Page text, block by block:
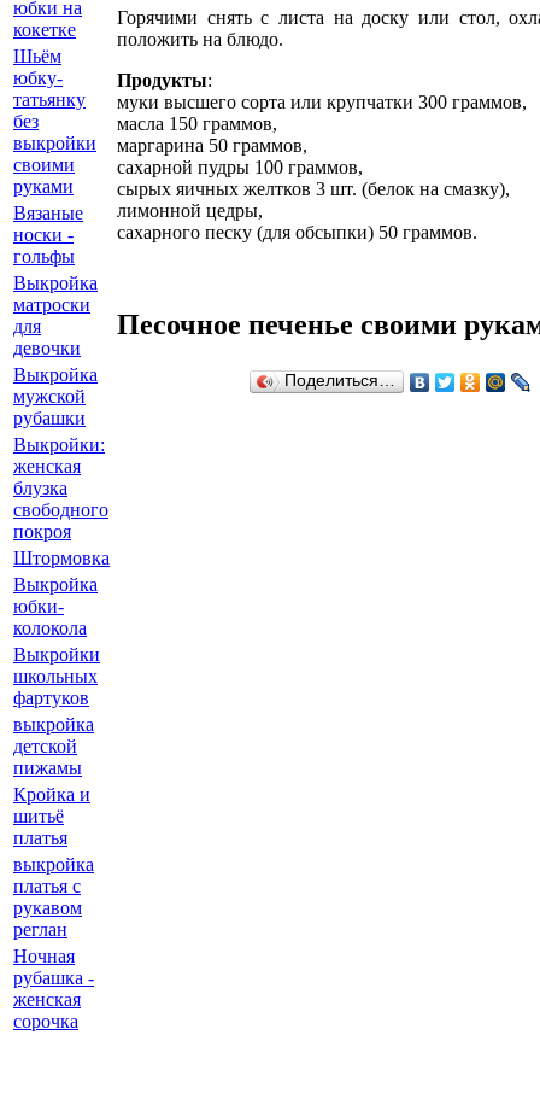
Горячими снять с листа на доску или стол,
положить на блюдо.
Продукты:
муки высшего сорта или крупчатки 300 граммов,
масла 150 граммов,
маргарина 50 граммов,
сахарной пудры 100 граммов,
сырых яичных желтков 3 шт. (белок на смазку),
лимонной цедры,
сахарного песку (для обсыпки) 50 граммов.
Песочное печенье своими
Поделиться…
юбки на
кокетке
Шьём
юбку-
татьянку
без
выкройки
своими
руками
Вязаные
носки -
гольфы
Выкройка
матроски
для
девочки
Выкройка
мужской
рубашки
Выкройки:
женская
блузка
свободного
покроя
Штормовка
Выкройка
юбки-
колокола
Выкройки
школьных
фартуков
выкройка
детской
пижамы
Кройка и
шитьё
платья
выкройка
платья с
рукавом
реглан
Ночная
рубашка -
женская
сорочка